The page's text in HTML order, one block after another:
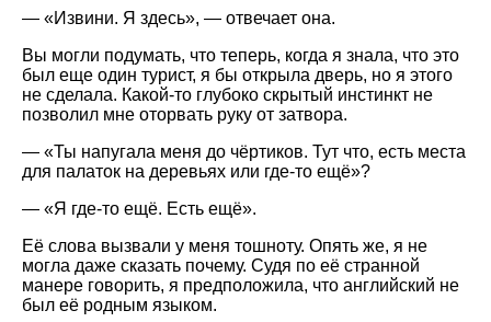
—
Извини. Я здесь , — отвечает она.
Вы могли подумать, что теперь, когда я знала, что это
был еще один турист, я бы открыла дверь, но я этого
не сделала. Какой-то глубоко скрытый инстинкт не
позволил мне оторвать руку от затвора.
—
Ты напугала меня до чёртиков. Тут что, есть места
для палаток на деревьях или где-то ещё ?
—
Я где-то ещё. Есть ещё .
Её слова вызвали у меня тошноту. Опять же, я не
могла даже сказать почему. Судя по её странной
манере говорить, я предположила, что английский не
был её родным языком.